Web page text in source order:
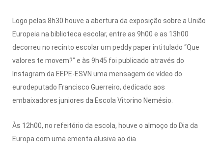
Logo pelas 8h30 houve a abertura da exposição sobre a União
Europeia na biblioteca escolar, entre as 9h00 e as 13h00
decorreu no recinto escolar um peddy paper intitulado “Que
valores te movem?” e às 9h45 foi publicado através do
Instagram da EEPE-ESVN uma mensagem de vídeo do
eurodeputado Francisco Guerreiro, dedicado aos
embaixadores juniores da Escola Vitorino Nemésio.
Às 12h00, no refeitório da escola, houve o almoço do Dia da
Europa com uma ementa alusiva ao dia.